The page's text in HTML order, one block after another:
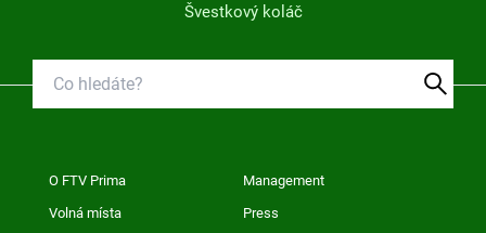
Švestkový koláč
O FTV Prima Management
Volná místa Press